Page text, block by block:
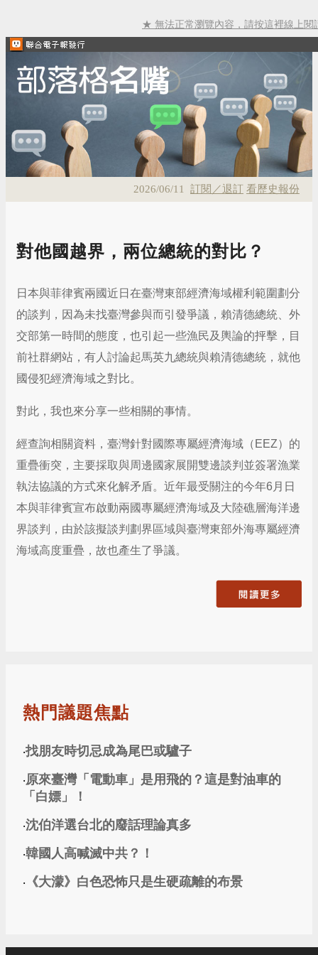
★ 無法正常瀏覽內容，請按這裡線上閱
2026/06/11 訂閱／退訂 看歷史報份
對他國越界，兩位總統的對比？
日本與菲律賓兩國近日在臺灣東部經濟海域權利範圍劃分
的談判，因為未找臺灣參與而引發爭議，賴清德總統、外
交部第一時間的態度，也引起一些漁民及輿論的抨擊，目
前社群網站，有人討論起馬英九總統與賴清德總統，就他
國侵犯經濟海域之對比。
對此，我也來分享一些相關的事情。
經查詢相關資料，臺灣針對國際專屬經濟海域（EEZ）的
重疊衝突，主要採取與周邊國家展開雙邊談判並簽署漁業
執法協議的方式來化解矛盾。近年最受關注的今年6月日
本與菲律賓宣布啟動兩國專屬經濟海域及大陸礁層海洋邊
界談判，由於該擬談判劃界區域與臺灣東部外海專屬經濟
海域高度重疊，故也產生了爭議。
熱門議題焦點
‧找朋友時切忌成為尾巴或驢子
‧原來臺灣「電動車」是用飛的？這是對油車的
「白嫖」！
‧沈伯洋選台北的廢話理論真多
‧韓國人高喊滅中共？！
‧ 《大濛》白色恐怖只是生硬疏離的布景